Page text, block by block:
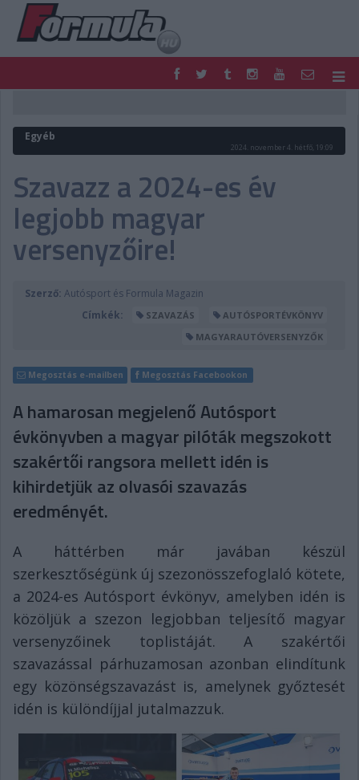
FORMULA
MOTOR
PODCAST
SHOP
LIVE
DIGITÁLIS MAGAZIN
PONTÁLLÁSOK
VERSENYNAPTÁRAK
Egyéb
2024. november 4. hétfő, 19:09
Szavazz a 2024-es év
legjobb magyar
versenyzőire!
Szerző: Autósport és Formula Magazin
Címkék:
SZAVAZÁS
AUTÓSPORTÉVKÖNYV
MAGYARAUTÓVERSENYZŐK
Megosztás e-mailben Megosztás Facebookon
A hamarosan megjelenő Autósport
évkönyvben a magyar pilóták megszokott
szakértői rangsora mellett idén is
kihirdetjük az olvasói szavazás
eredményét.
A háttérben már javában készül
szerkesztőségünk új szezonösszefoglaló kötete,
a 2024-es Autósport évkönyv, amelyben idén is
közöljük a szezon legjobban teljesítő magyar
versenyzőinek toplistáját. A szakértői
szavazással párhuzamosan azonban elindítunk
egy közönségszavazást is, amelynek győztesét
idén is különdíjjal jutalmazzuk.